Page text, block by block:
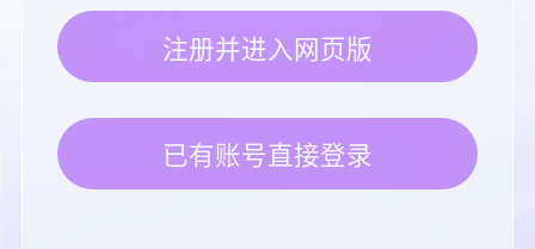
注册并进入网页版
已有账号直接登录